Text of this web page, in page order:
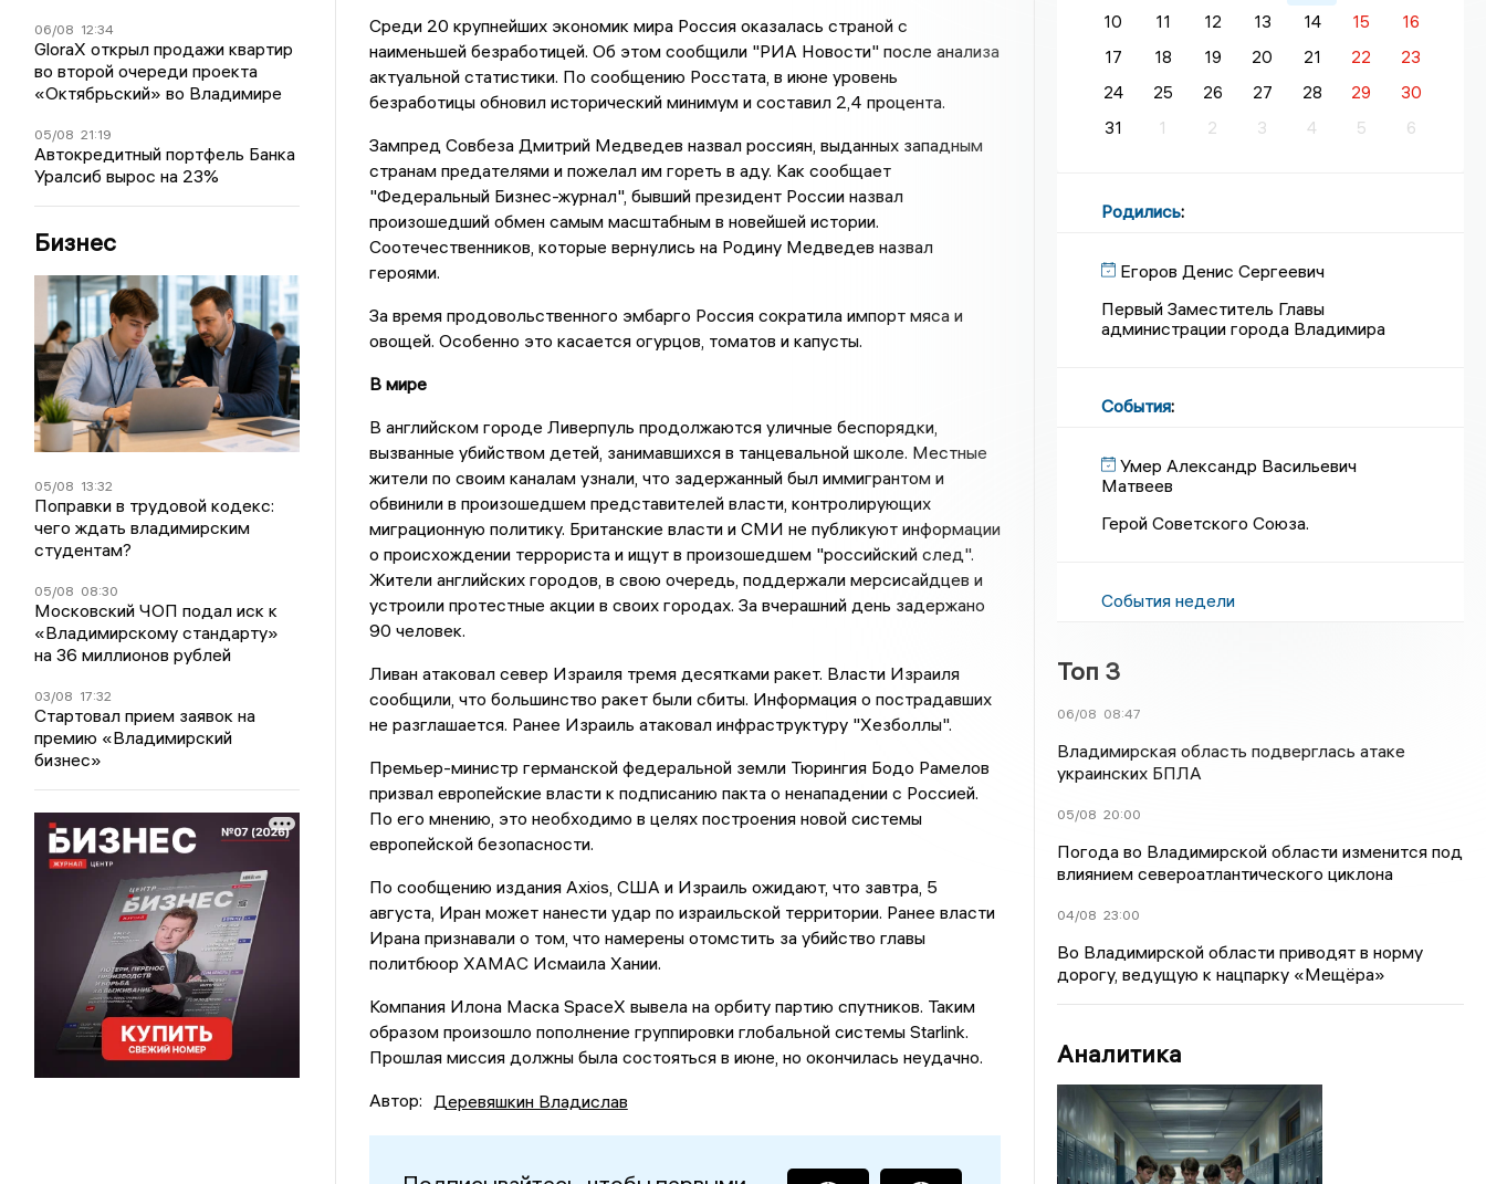
06/08 12:34
GloraX открыл продажи квартир
во второй очереди проекта
«Октябрьский» во Владимире
05/08 21:19
Автокредитный портфель Банка
Уралсиб вырос на 23%
Бизнес
05/08 13:32
Поправки в трудовой кодекс:
чего ждать владимирским
студентам?
05/08 08:30
Московский ЧОП подал иск к
«Владимирскому стандарту»
на 36 миллионов рублей
03/08 17:32
Стартовал прием заявок на
премию «Владимирский
бизнес»
Среди 20 крупнейших экономик мира Россия оказалась страной с
наименьшей безработицей. Об этом сообщили "РИА Новости" после анализа
актуальной статистики. По сообщению Росстата, в июне уровень
безработицы обновил исторический минимум и составил 2,4 процента.
Зампред Совбеза Дмитрий Медведев назвал россиян, выданных западным
странам предателями и пожелал им гореть в аду. Как сообщает
"Федеральный Бизнес-журнал", бывший президент России назвал
произошедший обмен самым масштабным в новейшей истории.
Соотечественников, которые вернулись на Родину Медведев назвал
героями.
За время продовольственного эмбарго Россия сократила импорт мяса и
овощей. Особенно это касается огурцов, томатов и капусты.
В мире
В английском городе Ливерпуль продолжаются уличные беспорядки,
вызванные убийством детей, занимавшихся в танцевальной школе. Местные
жители по своим каналам узнали, что задержанный был иммигрантом и
обвинили в произошедшем представителей власти, контролирующих
миграционную политику. Британские власти и СМИ не публикуют информации
о происхождении террориста и ищут в произошедшем "российский след".
Жители английских городов, в свою очередь, поддержали мерсисайдцев и
устроили протестные акции в своих городах. За вчерашний день задержано
90 человек.
Ливан атаковал север Израиля тремя десятками ракет. Власти Израиля
сообщили, что большинство ракет были сбиты. Информация о пострадавших
не разглашается. Ранее Израиль атаковал инфраструктуру "Хезболлы".
Премьер-министр германской федеральной земли Тюрингия Бодо Рамелов
призвал европейские власти к подписанию пакта о ненападении с Россией.
По его мнению, это необходимо в целях построения новой системы
европейской безопасности.
По сообщению издания Axios, США и Израиль ожидают, что завтра, 5
августа, Иран может нанести удар по израильской территории. Ранее власти
Ирана признавали о том, что намерены отомстить за убийство главы
политбюор ХАМАС Исмаила Хании.
Компания Илона Маска SpaceX вывела на орбиту партию спутников. Таким
образом произошло пополнение группировки глобальной системы Starlink.
Прошлая миссия должны была состояться в июне, но окончилась неудачно.
Автор: Деревяшкин Владислав
10
11 12 13 14 15
16
17
18 19 20 21 22
23
24
25 26 27 28 29
30
31
1 2 3 4 5 6
Родились:
Егоров Денис Сергеевич
Первый Заместитель Главы
администрации города Владимира
События:
Умер Александр Васильевич
Матвеев
Герой Советского Союза.
События недели
Топ 3
06/08 08:47
Владимирская область подверглась атаке
украинских БПЛА
05/08 20:00
Погода во Владимирской области изменится под
влиянием североатлантического циклона
04/08 23:00
Во Владимирской области приводят в норму
дорогу, ведущую к нацпарку «Мещёра»
Аналитика